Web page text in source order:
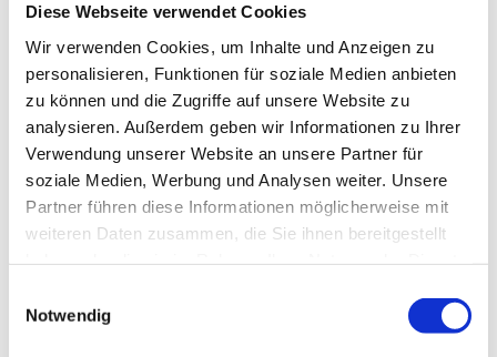
Diese Webseite verwendet Cookies
Wir verwenden Cookies, um Inhalte und Anzeigen zu
personalisieren, Funktionen für soziale Medien anbieten
zu können und die Zugriffe auf unsere Website zu
analysieren. Außerdem geben wir Informationen zu Ihrer
Verwendung unserer Website an unsere Partner für
soziale Medien, Werbung und Analysen weiter. Unsere
Partner führen diese Informationen möglicherweise mit
weiteren Daten zusammen, die Sie ihnen bereitgestellt
Notwendig
März 2027) laden wir Sie herzlich zumING.Forum 2027ein – dem
neuenösterreichweiten Branchentreff für Ingenieurbüros.
Termin:Mittwoch, 17. März 2027
Ort:Messezentrum Salzburg
Mit dem ING.Forum 2027 geht der Fachverband neue
Wege:Wer den PlannING Day der vergangenen Jahre
neue Impulse und persönliche Begegnungen – im Jahr 2027
eingebettet in das Umfeld der e-nnovation Austria.